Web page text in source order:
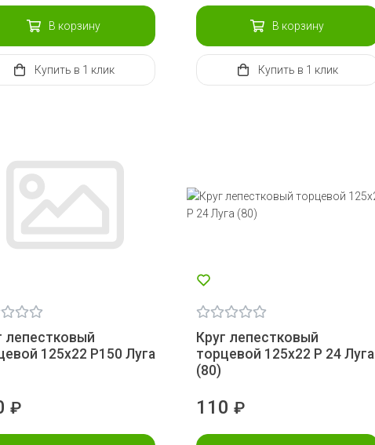
В корзину
Купить в 1 клик
В корзину
Купить в 1 клик
лепестковый
125х22 Р150 Луга
₽
Круг лепестковый
торцевой 125х22 Р 24 Луга
(80)
110 ₽